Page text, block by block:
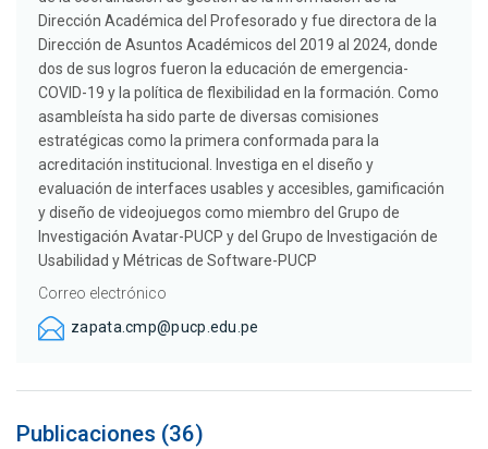
Dirección Académica del Profesorado y fue directora de la
Dirección de Asuntos Académicos del 2019 al 2024, donde
dos de sus logros fueron la educación de emergencia-
COVID-19 y la política de flexibilidad en la formación. Como
asambleísta ha sido parte de diversas comisiones
estratégicas como la primera conformada para la
acreditación institucional. Investiga en el diseño y
evaluación de interfaces usables y accesibles, gamificación
y diseño de videojuegos como miembro del Grupo de
Investigación Avatar-PUCP y del Grupo de Investigación de
Usabilidad y Métricas de Software-PUCP
Correo electrónico
zapata.cmp@pucp.edu.pe
Publicaciones (36)